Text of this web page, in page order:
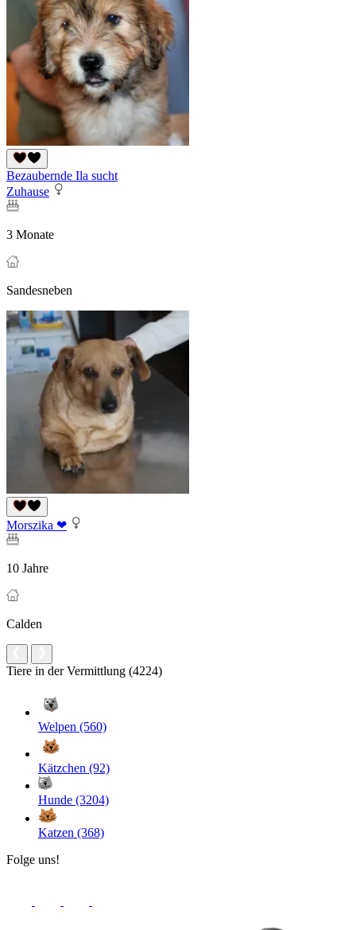
Bezaubernde Ila sucht
Zuhause
3 Monate
Sandesneben
Morszika ❤
10 Jahre
Calden
Tiere in der Vermittlung (4224)
Welpen (560)
Kätzchen (92)
Hunde (3204)
Katzen (368)
Folge uns!